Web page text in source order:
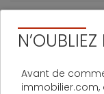
recommande
permettre son
du contrat
Avant de